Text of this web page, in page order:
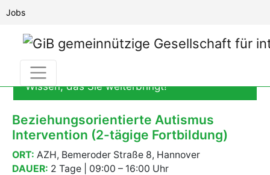
Jobs
Fachbereich Fortbildung
Wissen, das Sie weiterbringt!
Beziehungsorientierte Autismus
Intervention (2-tägige Fortbildung)
ORT: AZH, Bemeroder Straße 8, Hannover
DAUER: 2 Tage | 09:00 – 16:00 Uhr